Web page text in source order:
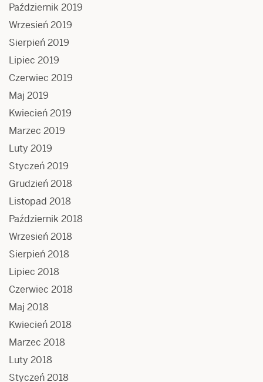
Październik 2019
Wrzesień 2019
Sierpień 2019
Lipiec 2019
Czerwiec 2019
Maj 2019
Kwiecień 2019
Marzec 2019
Luty 2019
Styczeń 2019
Grudzień 2018
Listopad 2018
Październik 2018
Wrzesień 2018
Sierpień 2018
Lipiec 2018
Czerwiec 2018
Maj 2018
Kwiecień 2018
Marzec 2018
Luty 2018
Styczeń 2018